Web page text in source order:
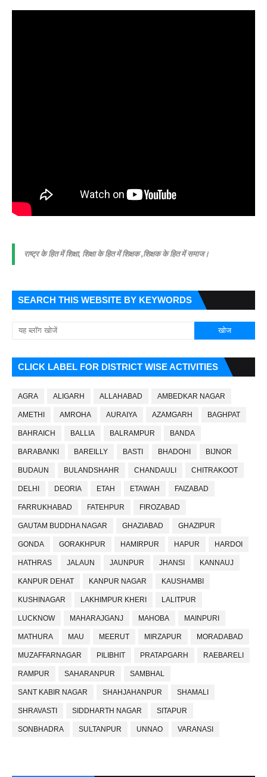
राष्ट्र के हित में शिक्षा, शिक्षा के हित में शिक्षक ,शिक्षक के हित में समाज।
SEARCH THIS WEBSITE BY KEYWORDS
CLICK LABEL FOR DISTRICT WISE ACTIVITIES
AGRA ALIGARH ALLAHABAD AMBEDKAR NAGAR
AMETHI AMROHA AURAIYA AZAMGARH BAGHPAT
BAHRAICH BALLIA BALRAMPUR BANDA
BARABANKI BAREILLY BASTI BHADOHI BIJNOR
BUDAUN BULANDSHAHR CHANDAULI CHITRAKOOT
DELHI DEORIA ETAH ETAWAH FAIZABAD
FARRUKHABAD FATEHPUR FIROZABAD
GAUTAM BUDDHA NAGAR GHAZIABAD GHAZIPUR
GONDA GORAKHPUR HAMIRPUR HAPUR HARDOI
HATHRAS JALAUN JAUNPUR JHANSI KANNAUJ
KANPUR DEHAT KANPUR NAGAR KAUSHAMBI
KUSHINAGAR LAKHIMPUR KHERI LALITPUR
LUCKNOW MAHARAJGANJ MAHOBA MAINPURI
MATHURA MAU MEERUT MIRZAPUR MORADABAD
MUZAFFARNAGAR PILIBHIT PRATAPGARH RAEBARELI
RAMPUR SAHARANPUR SAMBHAL
SANT KABIR NAGAR SHAHJAHANPUR SHAMALI
SHRAVASTI SIDDHARTH NAGAR SITAPUR
SONBHADRA SULTANPUR UNNAO VARANASI